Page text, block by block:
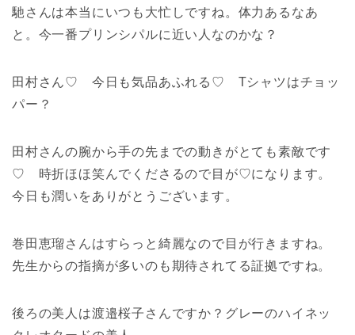
馳さんは本当にいつも大忙しですね。体力あるなあ
と。今一番プリンシパルに近い人なのかな？
田村さん♡ 今日も気品あふれる♡ Tシャツはチョッ
パー？
田村さんの腕から手の先までの動きがとても素敵です
♡ 時折ほほ笑んでくださるので目が♡になります。
今日も潤いをありがとうございます。
巻田恵瑠さんはすらっと綺麗なので目が行きますね。
先生からの指摘が多いのも期待されてる証拠ですね。
後ろの美人は渡邉桜子さんですか？グレーのハイネッ